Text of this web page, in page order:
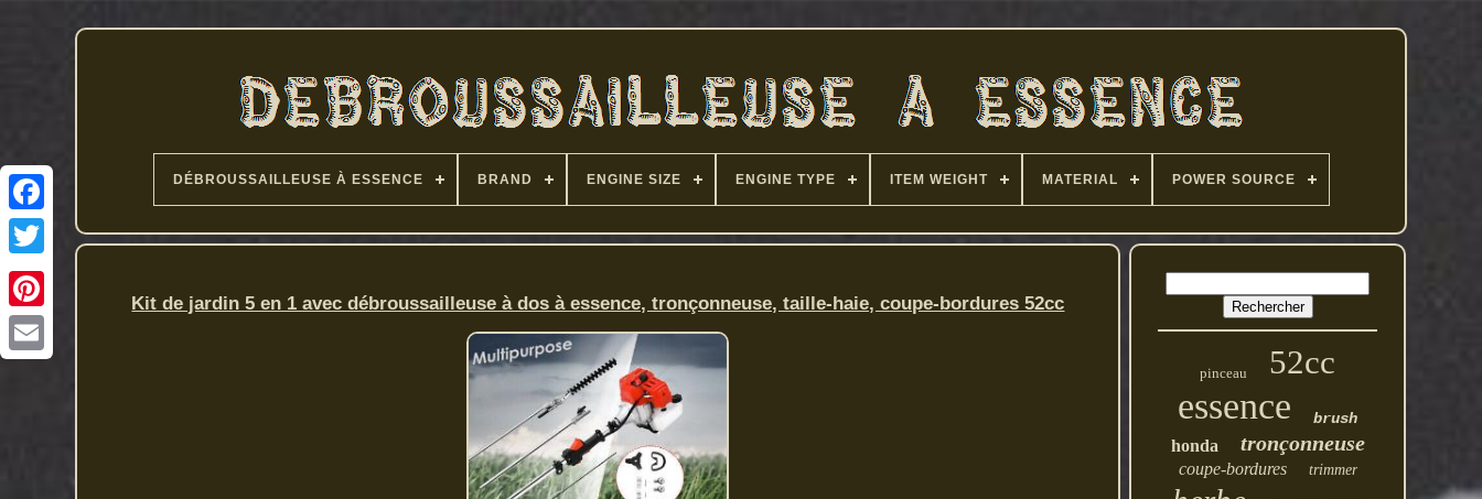
DÉBROUSSAILLEUSE À ESSENCE BRAND ENGINE SIZE ENGINE TYPE ITEM WEIGHT MATERIAL POWER SOURCE
Kit de jardin 5 en 1 avec débroussailleuse à dos à essence, tronçonneuse, taille-haie, coupe-bordures 52cc
pinceau 52cc
essence brush
honda tronçonneuse
coupe-bordures trimmer